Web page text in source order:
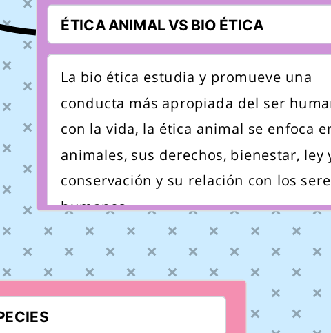
La bio ética estudia y promueve una
conducta más apropiada del ser
con la vida, la ética animal se enfoca
animales, sus derechos, bienestar, ley
conservación y su relación con los
humanos.